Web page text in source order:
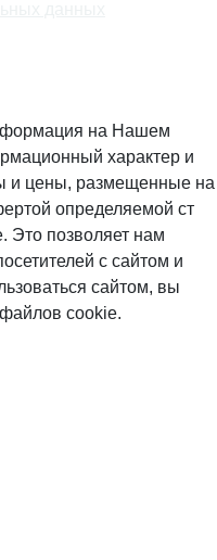
на Нашем
характер и
и цены, размещенные на
определяемой ст
Это позволяет нам
с сайтом и
сайтом, вы
cookie.